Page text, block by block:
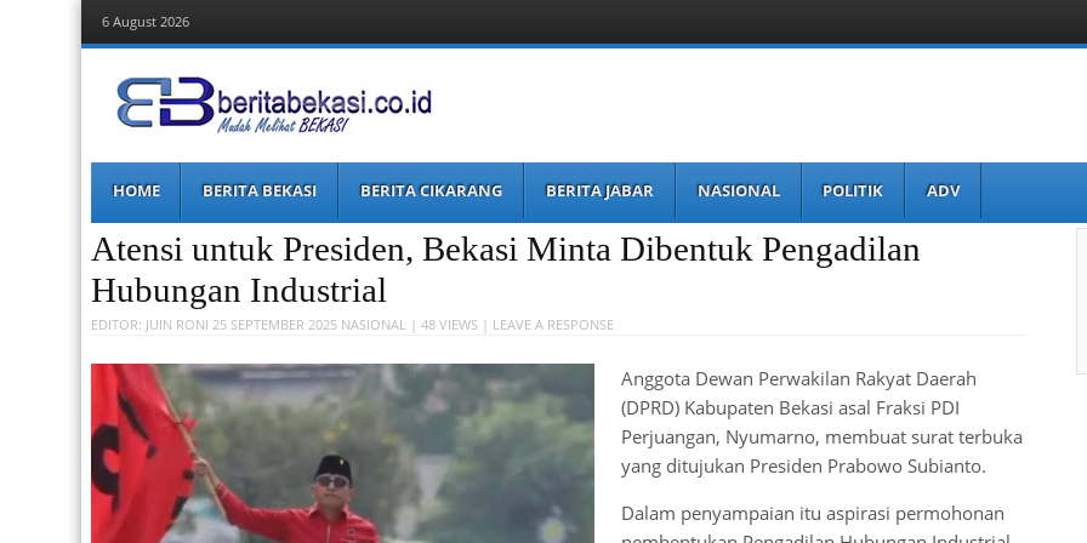
6 August 2026
Berita Bekasi
Mudah Melihat Bekasi
Menu
content
HOME BERITA BEKASI BERITA CIKARANG BERITA JABAR NASIONAL POLITIK ADV
Atensi untuk Presiden, Bekasi Minta Dibentuk Pengadilan
Hubungan Industrial
EDITOR: JUIN RONI 25 SEPTEMBER 2025 NASIONAL| 48 VIEWS | LEAVE A RESPONSE
Anggota Dewan Perwakilan Rakyat Daerah
(DPRD) Kabupaten Bekasi asal Fraksi PDI
Perjuangan, Nyumarno, membuat surat terbuka
yang ditujukan Presiden Prabowo Subianto.
Dalam penyampaian itu aspirasi permohonan